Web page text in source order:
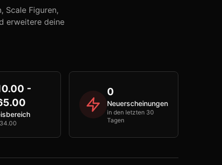
Scale Figuren,
erweitere deine
-
0
Neuerscheinungen
in den letzten 30
Tagen